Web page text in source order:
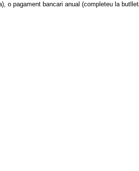
o pagament bancari anual (completeu la